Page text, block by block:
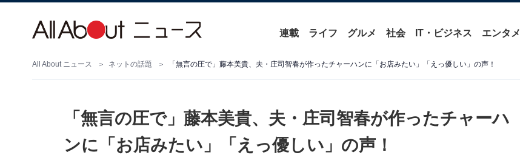
連載 ライフ グルメ 社会 IT・ビジネス エンタメ
All About ニュース ネットの話題 「無言の圧で」藤本美貴、夫・庄司智春が作ったチャーハンに「お店みたい」「えっ優しい」の声！
「無言の圧で」藤本美貴、夫・庄司智春が作ったチャーハ
ンに「お店みたい」「えっ優しい」の声！